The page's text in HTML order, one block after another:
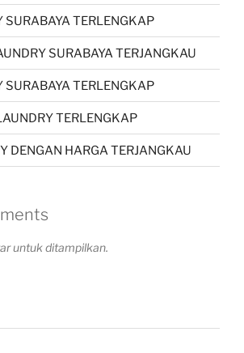
SURABAYA TERLENGKAP
SURABAYA TERJANGKAU
SURABAYA TERLENGKAP
TERLENGKAP
DENGAN HARGA TERJANGKAU
untuk ditampilkan.